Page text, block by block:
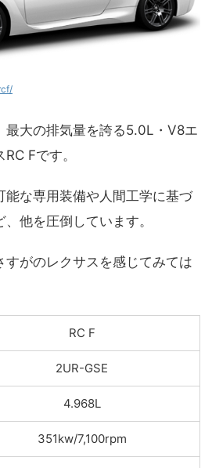
最大の排気量を誇る5.0L・V8エ
Fです。
能な専用装備や人間工学に基づ
他を圧倒しています。
すがのレクサスを感じてみては
RC F
2UR-GSE
4.968L
351kw/7,100rpm